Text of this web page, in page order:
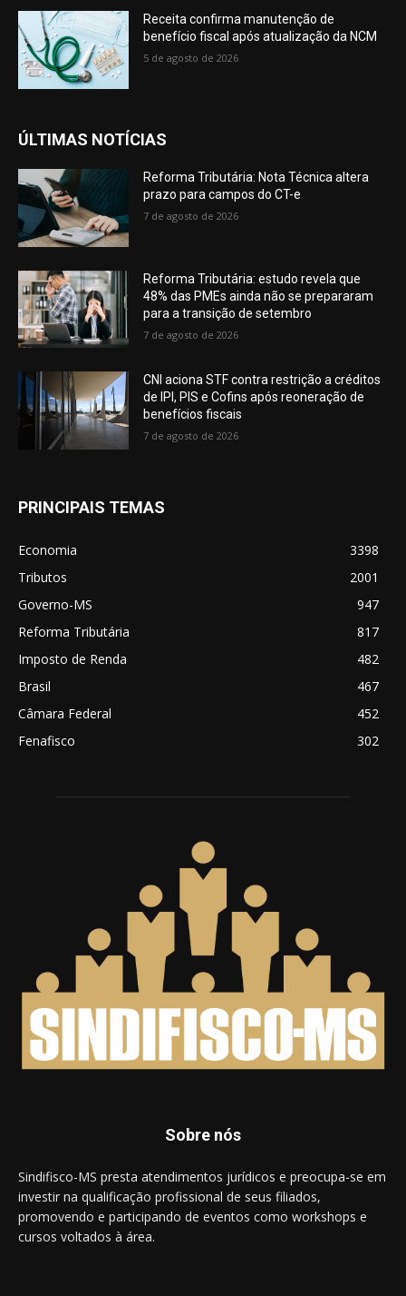
Receita confirma manutenção de
benefício fiscal após atualização da NCM
5 de agosto de 2026
ÚLTIMAS NOTÍCIAS
Reforma Tributária: Nota Técnica altera
prazo para campos do CT-e
7 de agosto de 2026
Reforma Tributária: estudo revela que
48% das PMEs ainda não se prepararam
para a transição de setembro
7 de agosto de 2026
CNI aciona STF contra restrição a créditos
de IPI, PIS e Cofins após reoneração de
benefícios fiscais
7 de agosto de 2026
PRINCIPAIS TEMAS
Economia
3398
Tributos
2001
Governo-MS
947
Reforma Tributária
817
Imposto de Renda
482
Brasil
467
Câmara Federal
452
Fenafisco
302
Sobre nós
Sindifisco-MS presta atendimentos jurídicos e preocupa-se em
investir na qualificação profissional de seus filiados,
promovendo e participando de eventos como workshops e
cursos voltados à área.